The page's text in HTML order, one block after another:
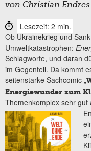
von Christian Endres
Lesezeit: 2 min.
Ob Ukrainekrieg und
Umweltkatastrophen:
Schlagworte, und daran
im Gegenteil. Da kommt
seitenstarke Sachcomic „
Energiewunder zum
Themenkomplex sehr